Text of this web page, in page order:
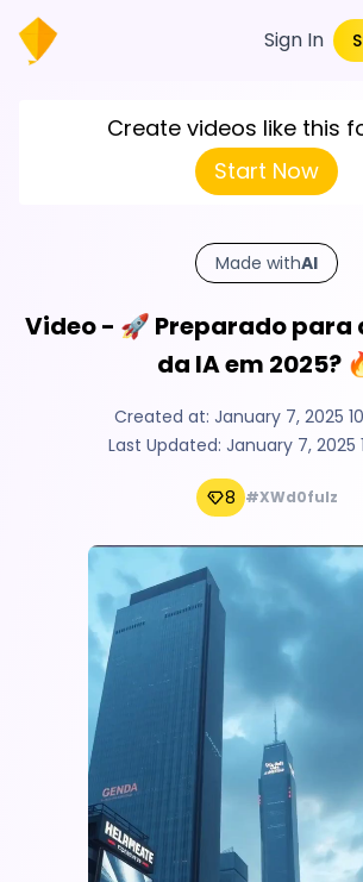
Sign In
Create videos like this
Start Now
Made withAI
Video - 🚀 Preparado para
da IA em 2025?
Created at: January 7, 2025
Last Updated: January 7, 2025
8 #XWd0fuIz